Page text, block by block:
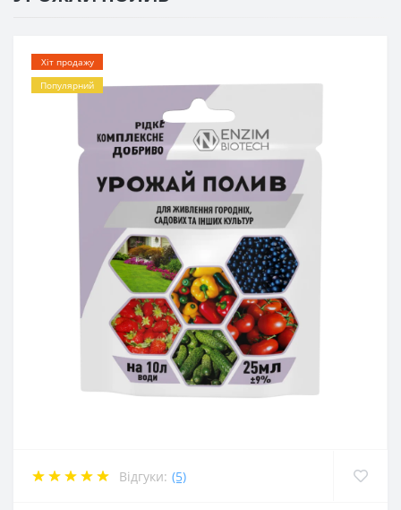
Хіт продажу
Популярний
Відгуки: (5)